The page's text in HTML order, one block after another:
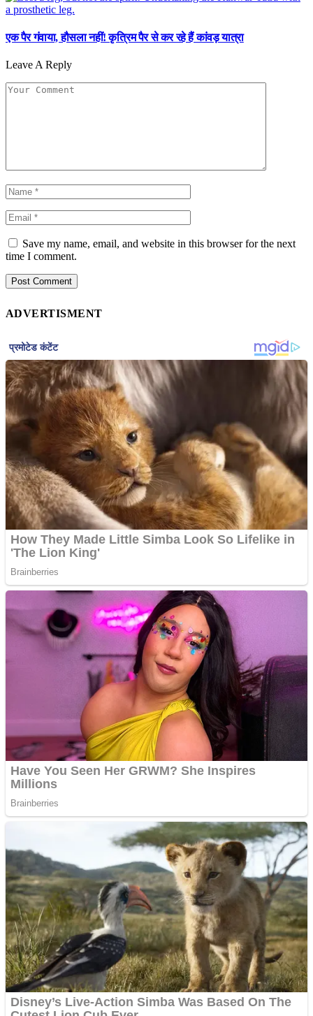
एक पैर गंवाया, हौसला नहीं! कृत्रिम पैर से कर रहे हैं कांवड़ यात्रा
Leave A Reply
Save my name, email, and website in this browser for the next
time I comment.
ADVERTISMENT